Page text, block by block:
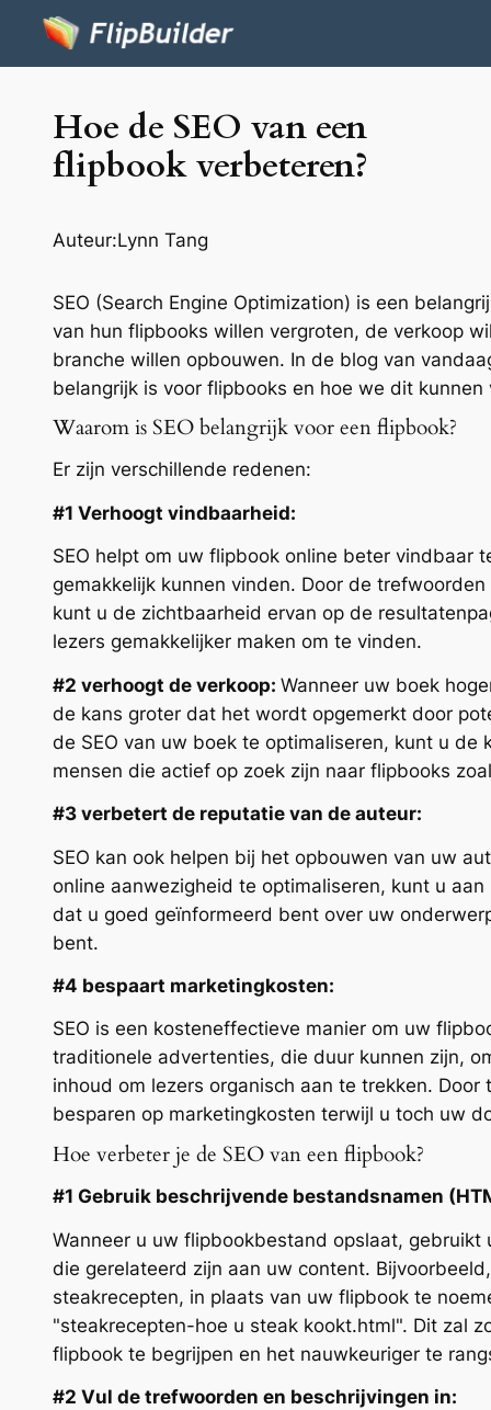
Hoe de SEO van een
flipbook verbeteren?
Auteur:Lynn Tang
SEO (Search Engine Optimization) is een
van hun flipbooks willen vergroten, de verkoop
branche willen opbouwen. In de blog van
belangrijk is voor flipbooks en hoe we dit kunnen
Waarom is SEO belangrijk voor een flipbook?
Er zijn verschillende redenen:
#1 Verhoogt vindbaarheid:
SEO helpt om uw flipbook online beter vindbaar
gemakkelijk kunnen vinden. Door de
kunt u de zichtbaarheid ervan op de
lezers gemakkelijker maken om te vinden.
#2 verhoogt de verkoop: Wanneer uw boek
de kans groter dat het wordt opgemerkt door
de SEO van uw boek te optimaliseren, kunt u
mensen die actief op zoek zijn naar flipbooks
#3 verbetert de reputatie van de auteur:
SEO kan ook helpen bij het opbouwen van uw
online aanwezigheid te optimaliseren, kunt u
dat u goed geïnformeerd bent over uw
bent.
#4 bespaart marketingkosten:
SEO is een kosteneffectieve manier om uw
traditionele advertenties, die duur kunnen zijn,
inhoud om lezers organisch aan te trekken.
besparen op marketingkosten terwijl u toch uw
Hoe verbeter je de SEO van een flipbook?
#1 Gebruik beschrijvende bestandsnamen
Wanneer u uw flipbookbestand opslaat,
die gerelateerd zijn aan uw content.
steakrecepten, in plaats van uw flipbook te
"steakrecepten-hoe u steak kookt.html". Dit zal
flipbook te begrijpen en het nauwkeuriger te
#2 Vul de trefwoorden en beschrijvingen in: